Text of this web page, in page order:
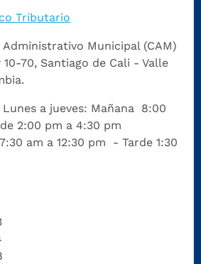
Tributario
Administrativo Municipal (CAM)
70, Santiago de Cali - Valle
Lunes a jueves: Mañana 8:00
2:00 pm a 4:30 pm
am a 12:30 pm - Tarde 1:30